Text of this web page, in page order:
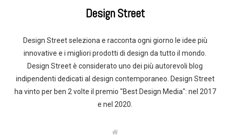
Design Street
Design Street seleziona e racconta ogni giorno le idee più
innovative e i migliori prodotti di design da tutto il mondo.
Design Street è considerato uno dei più autorevoli blog
indipendenti dedicati al design contemporaneo. Design Street
ha vinto per ben 2 volte il premio "Best Design Media": nel 2017
e nel 2020.
W